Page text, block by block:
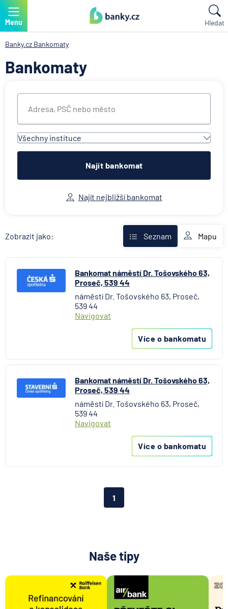
Menu Hledat
Banky.cz Bankomaty
Bankomaty
Všechny instituce
Všechny instituce
Československá obchodní banka
Fio banka
mBank
MONETA Money Bank
Oberbank AG
Raiffeisenbank
Stavební spořitelna České spořitelny
Najít bankomat
Najít nejbližší bankomat
Zobrazit jako: Seznam Mapu
Bankomat náměstí Dr. Tošovského 63,
Proseč, 539 44
náměstí Dr. Tošovského 63, Proseč,
539 44
Navigovat
Více o bankomatu
Bankomat náměstí Dr. Tošovského 63,
Proseč, 539 44
náměstí Dr. Tošovského 63, Proseč,
539 44
Navigovat
Více o bankomatu
1
Naše tipy